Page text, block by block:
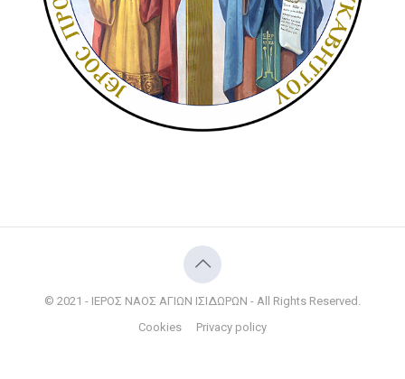
© 2021 - ΙΕΡΟΣ ΝΑΟΣ ΑΓΙΩΝ ΙΣΙΔΩΡΩΝ - All Rights Reserved.
Cookies
Privacy policy